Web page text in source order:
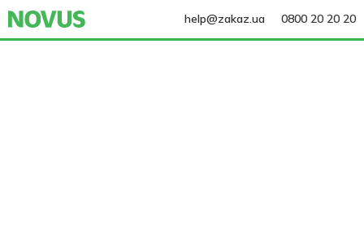
help@zakaz.ua 0800 20 20 20